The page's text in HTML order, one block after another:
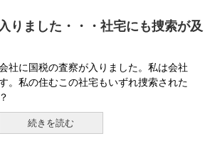
りました・・・社宅にも捜索が及
社に国税の査察が入りました。私は会社
。私の住むこの社宅もいずれ捜索された
続きを読む